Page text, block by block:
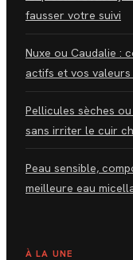
fausser votre suivi
Nuxe ou Caudalie :
actifs et vos valeurs
Pellicules sèches
sans irriter le cuir
Peau sensible,
meilleure eau
À LA UNE